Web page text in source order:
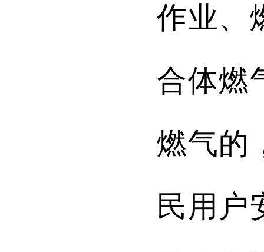
作业、
合体燃
燃气的
民用户